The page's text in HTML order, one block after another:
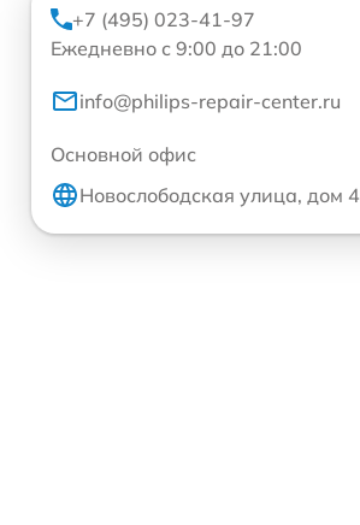
+7 (495) 023-41-97
Ежедневно с 9:00 до 21:00
info@philips-repair-center.ru
Основной офис
Новослободская улица, дом 4